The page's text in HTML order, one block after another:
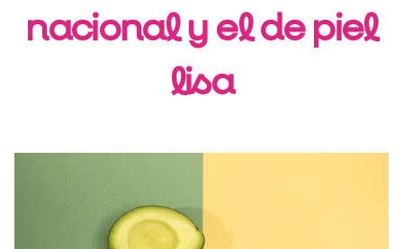
nacional y el de piel
lisa